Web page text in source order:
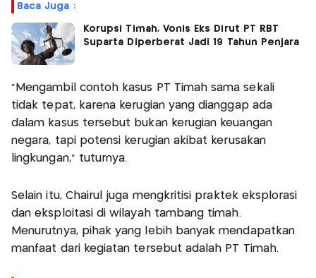
Baca Juga :
Korupsi Timah, Vonis Eks Dirut PT RBT
Suparta Diperberat Jadi 19 Tahun Penjara
“Mengambil contoh kasus PT Timah sama sekali
tidak tepat, karena kerugian yang dianggap ada
dalam kasus tersebut bukan kerugian keuangan
negara, tapi potensi kerugian akibat kerusakan
lingkungan,” tuturnya.
Selain itu, Chairul juga mengkritisi praktek eksplorasi
dan eksploitasi di wilayah tambang timah.
Menurutnya, pihak yang lebih banyak mendapatkan
manfaat dari kegiatan tersebut adalah PT Timah.